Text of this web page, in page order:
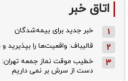
اتاق خبر
1 خبر جدید برای بیمه‌شدگان
2 قالیباف: واقعیت‌ها را
3
خطیب موقت نماز جمعه تهران:
دست از سرش بر نمی داریم